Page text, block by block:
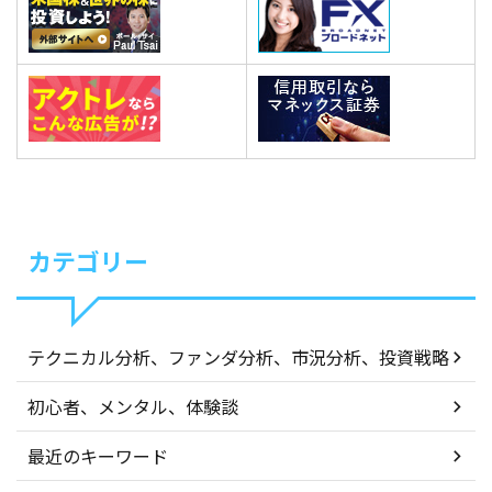
カテゴリー
テクニカル分析、ファンダ分析、市況分析、投資戦略
初心者、メンタル、体験談
最近のキーワード